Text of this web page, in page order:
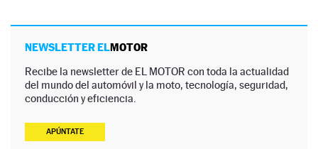
NEWSLETTER ELMOTOR
Recibe la newsletter de EL MOTOR con toda la actualidad
del mundo del automóvil y la moto, tecnología, seguridad,
conducción y eficiencia.
APÚNTATE